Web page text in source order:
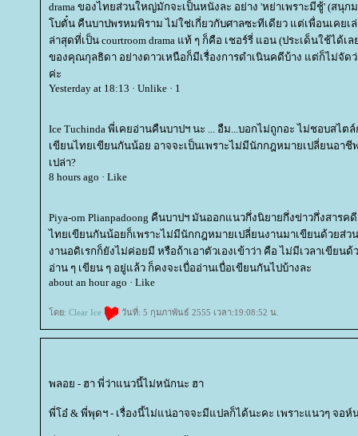
drama ของไทยส่วนใหญ่มักจะเป็นหนังละ อย่าง 'หย่าเพราะมีชู้' (สนุก
บตั๋น คืนบาปพรหมพิราม ไม่ใช่เกี่ยวกับศาลซะทีเดียว แต่เพื่อนเคยเ
ล่าสุดที่เป็น courtroom drama แท้ ๆ ก็คือ เชอร์รี่ แอน (ประเด็นใช้ได้
ของคุณกุลธิดา อย่างดาวเหนือก็มีเรื่องการดำเนินคดีบ้าง แต่ก็ไม่จัด
ค่ะ
Yesterday at 18:13 · Unlike · 1
Ice Tuchinda พี่เคยอ่านคืนบาปฯ นะ ... อืม...บอกไม่ถูกอะ ไม่ชอบสไต
เขียนไทยเขียนกันน้อย อาจจะเป็นเพราะไม่มีนักกฎหมายเปลี่ยนอาชี
เปล่า?
8 hours ago · Like
Piya-orn Plianpadoong คืนบาปฯ มันออกแนวกึ่งนิยายกึ่งข่าวกึ่งสาร
ไทยเขียนกันน้อยก็เพราะไม่มีนักกฎหมายเปลี่ยนงานมาเขียนด้วยส่ว
งานอดิเรกก็ยังไม่ค่อยมี หรือถ้าเอาตัวเองเข้าว่า คือ ไม่มีเวลาเขียน
อ่าน ๆ เขียน ๆ อยู่แล้ว ก็คงจะเบื่ออ่านเบื่อเขียนกันไปบ้างละ
about an hour ago · Like
ดย: Clear Ice วันที่: 5 กุมภาพันธ์ 2555 เวลา:19:08:52 น.
พลอย - ฮา พี่ว่าแนวนี้ไม่หนักนะ ฮา
พี่โอ๋ & พี่พุดฯ - เรื่องนี้ไม่แน่อาจจะมีแปลก็ได้นะคะ เพราะแนวๆ จอห์